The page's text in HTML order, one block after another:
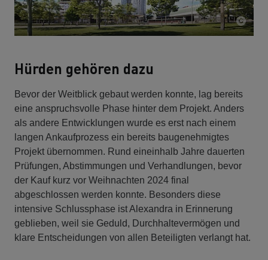
Hürden gehören dazu
Bevor der Weitblick gebaut werden konnte, lag bereits
eine anspruchsvolle Phase hinter dem Projekt. Anders
als andere Entwicklungen wurde es erst nach einem
langen Ankaufprozess ein bereits baugenehmigtes
Projekt übernommen. Rund eineinhalb Jahre dauerten
Prüfungen, Abstimmungen und Verhandlungen, bevor
der Kauf kurz vor Weihnachten 2024 final
abgeschlossen werden konnte. Besonders diese
intensive Schlussphase ist Alexandra in Erinnerung
geblieben, weil sie Geduld, Durchhaltevermögen und
klare Entscheidungen von allen Beteiligten verlangt hat.